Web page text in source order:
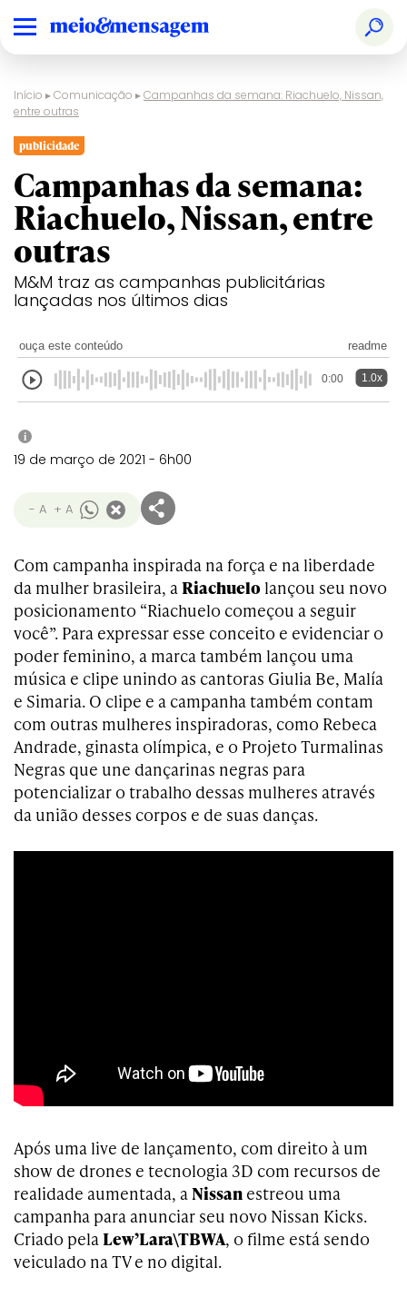
Início ▸Comunicação ▸Campanhas da semana: Riachuelo, Nissan,
entre outras
publicidade
Campanhas da semana:
Riachuelo, Nissan, entre
outras
M&M traz as campanhas publicitárias
lançadas nos últimos dias
ouça este conteúdo readme
0:00 1.0x
i
19 de março de 2021 - 6h00
- A + A
Com campanha inspirada na força e na liberdade
da mulher brasileira, aRiachuelo lançou seu novo
posicionamento “Riachuelo começou a seguir
você”. Para expressar esse conceito e evidenciar o
poder feminino, a marca também lançou uma
música e clipe unindo as cantoras Giulia Be, Malía
e Simaria. O clipe e a campanha também contam
com outras mulheres inspiradoras, como Rebeca
Andrade, ginasta olímpica, e o Projeto Turmalinas
Negras que une dançarinas negras para
potencializar o trabalho dessas mulheres através
da união desses corpos e de suas danças.
Após uma live de lançamento, com direito à um
show de drones e tecnologia 3D com recursos de
realidade aumentada, aNissan estreou uma
campanha para anunciar seu novo Nissan Kicks.
Criado pelaLew’Lara\TBWA, o filme está sendo
veiculado na TV e no digital.